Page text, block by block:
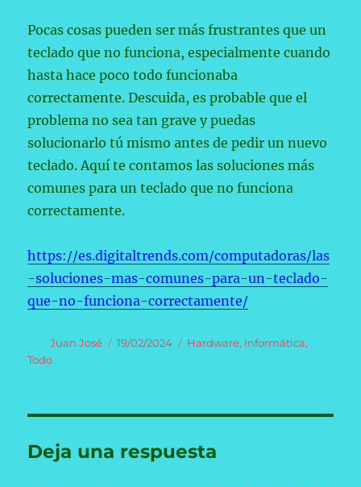
Pocas cosas pueden ser más frustrantes que un
teclado que no funciona, especialmente cuando
hasta hace poco todo funcionaba
correctamente. Descuida, es probable que el
problema no sea tan grave y puedas
solucionarlo tú mismo antes de pedir un nuevo
teclado. Aquí te contamos las soluciones más
comunes para un teclado que no funciona
correctamente.
https://es.digitaltrends.com/computadoras/las
-soluciones-mas-comunes-para-un-teclado-
que-no-funciona-correctamente/
Autor
Juan José
Publicado
19/02/2024 Categorías
Hardware, Informática,
Todo
Deja una respuesta